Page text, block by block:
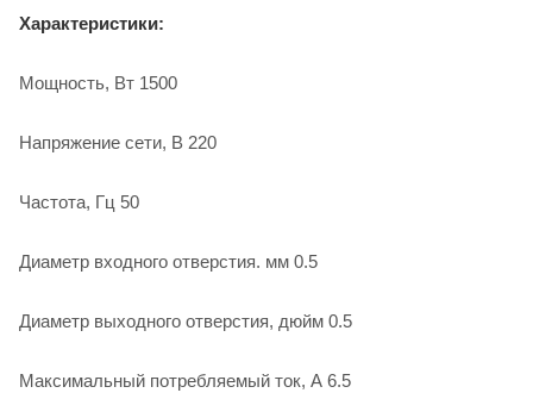
Характеристики:
Мощность, Вт 1500
Напряжение сети, В 220
Частота, Гц 50
Диаметр входного отверстия. мм 0.5
Диаметр выходного отверстия, дюйм 0.5
Максимальный потребляемый ток, А 6.5